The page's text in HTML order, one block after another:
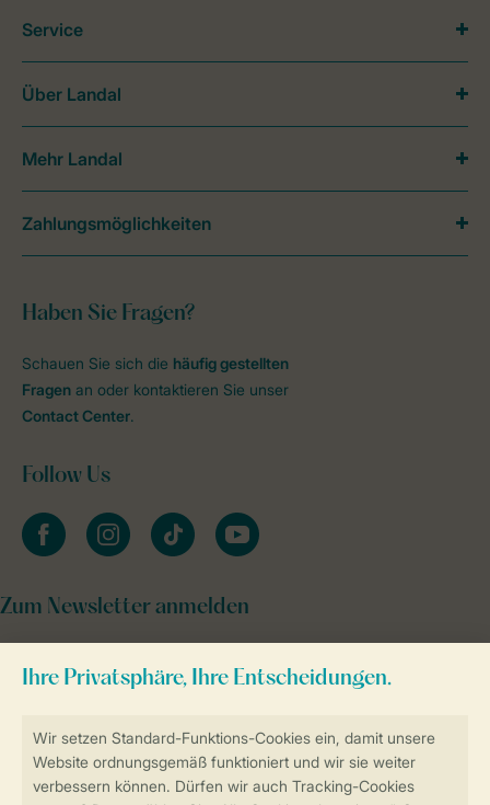
Sicher und schnell zur Online-Buchung
Haben Sie Fragen?
Schauen Sie sich die häufig gestellten
Fragen an oder kontaktieren Sie unser
Contact Center.
Follow Us
facebookinstagramtiktok youtube
Zum Newsletter anmelden
Service
Über Landal
Mehr Landal
Zahlungsmöglichkeiten